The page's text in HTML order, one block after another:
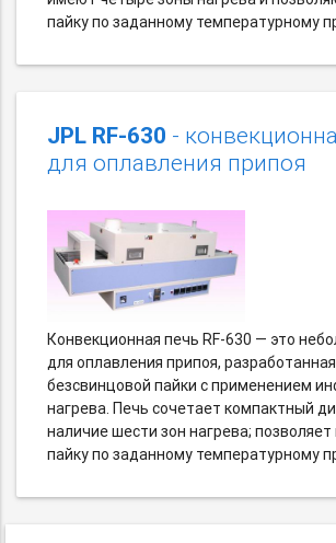
пайку по заданному температурному
JPL RF-630 -
для оплавления припоя
Конвекционная печь RF-630 — это
для оплавления припоя,
безсвинцовой пайки с применением
нагрева. Печь сочетает компактный
наличие шести зон нагрева;
пайку по заданному температурному